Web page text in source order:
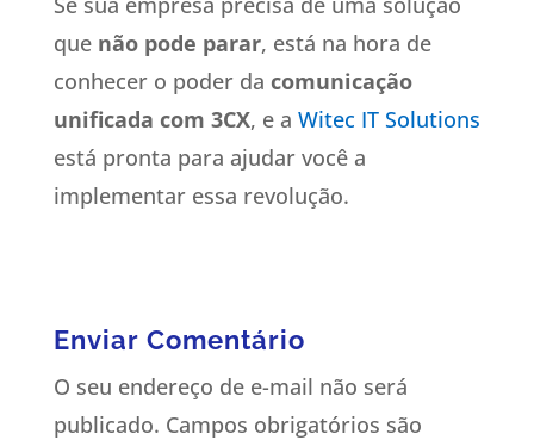
que não pode parar, está na hora de
conhecer o poder da comunicação
unificada com 3CX, e a Witec IT Solutions
está pronta para ajudar você a
implementar essa revolução.
Enviar Comentário
O seu endereço de e-mail não será
publicado. Campos obrigatórios são